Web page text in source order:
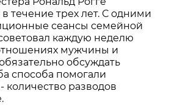
течение трех лет. С одними
сеансы семейной
каждую неделю
мужчины и
обсуждать
способа помогали
количество разводов